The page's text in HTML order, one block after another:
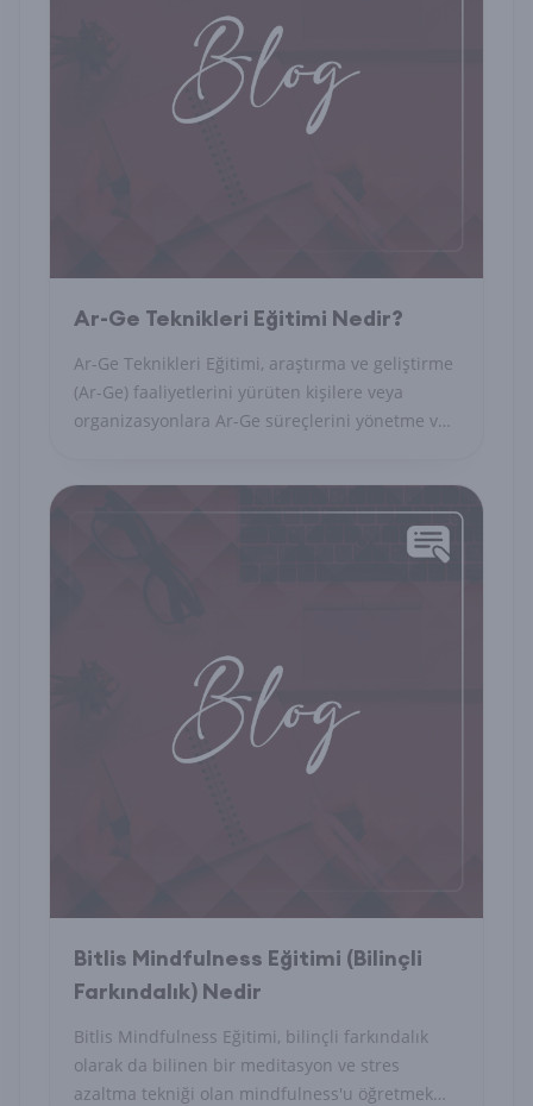
Ar-Ge Teknikleri Eğitimi Nedir?
Ar-Ge Teknikleri Eğitimi, araştırma ve geliştirme
(Ar-Ge) faaliyetlerini yürüten kişilere veya
organizasyonlara Ar-Ge süreçlerini yönetme ve
Bitlis Mindfulness Eğitimi (Bilinçli
Farkındalık) Nedir
Bitlis Mindfulness Eğitimi, bilinçli farkındalık
olarak da bilinen bir meditasyon ve stres
azaltma tekniği olan mindfulness'u öğretmek